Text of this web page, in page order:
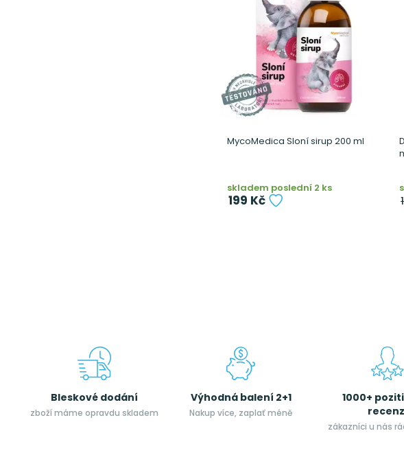
MycoMedica Sloní sirup 200 ml
skladem poslední 2 ks
199 Kč
Bleskové dodání
zboží máme opravdu skladem
Výhodná balení 2+1
Nakup více, zaplať méně
1000+
zákazníci u nás